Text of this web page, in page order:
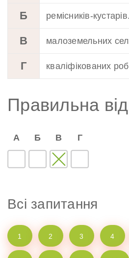
Б ремісників-кустарів.
В малоземельних
Г кваліфікованих
Правильна
А Б В Г
Всі запитання
1 2 3 4